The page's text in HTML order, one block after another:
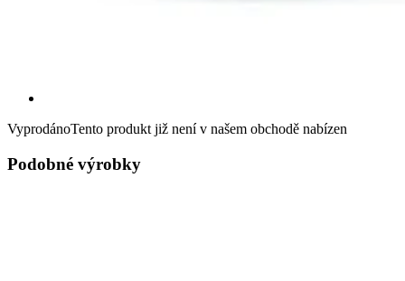
VyprodánoTento produkt již není v našem obchodě nabízen
Podobné výrobky